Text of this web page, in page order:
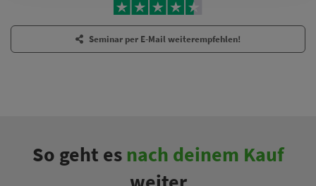
Seminar per E-Mail weiterempfehlen!
So geht es nach deinem Kauf